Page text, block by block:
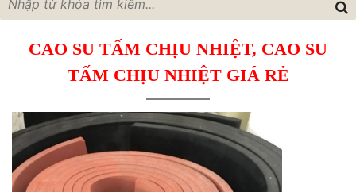
SẢN
PHẨM
THƯƠNG
TỨC
LIÊN
HỆ
CAO SU TẤM CHỊU NHIỆT, CAO SU
TẤM CHỊU NHIỆT GIÁ RẺ